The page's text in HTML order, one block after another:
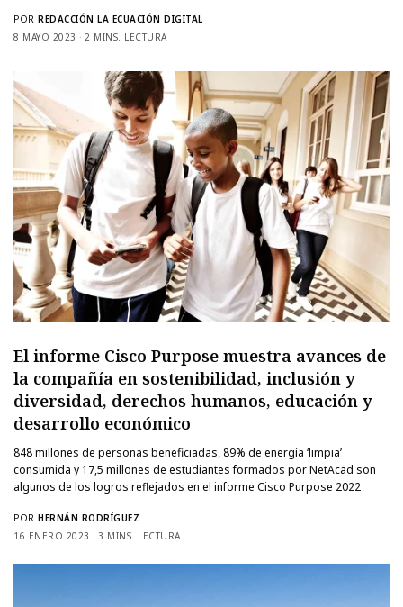
POR REDACCIÓN LA ECUACIÓN DIGITAL
8 MAYO 2023
2 MINS. LECTURA
El informe Cisco Purpose muestra avances de
la compañía en sostenibilidad, inclusión y
diversidad, derechos humanos, educación y
desarrollo económico
848 millones de personas beneficiadas, 89% de energía ‘limpia’
consumida y 17,5 millones de estudiantes formados por NetAcad son
algunos de los logros reflejados en el informe Cisco Purpose 2022
POR HERNÁN RODRÍGUEZ
16 ENERO 2023
3 MINS. LECTURA